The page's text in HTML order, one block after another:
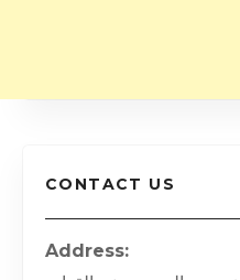
CONTACT US
Address